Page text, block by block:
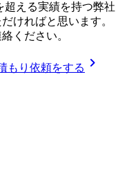
超える実績を持つ弊社
ければと思います。
ください。
もり依頼をする chevron_right